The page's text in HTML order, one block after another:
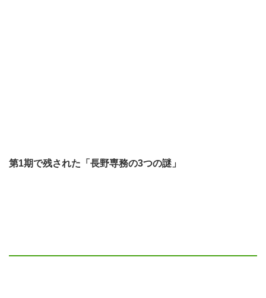
第1期で残された「長野専務の3つの謎」